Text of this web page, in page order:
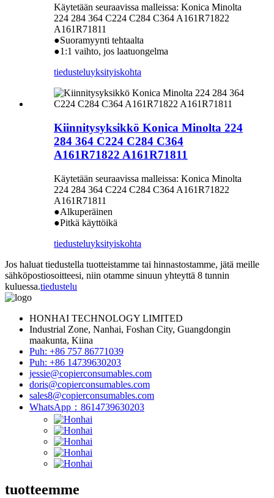
Käytetään seuraavissa malleissa: Konica Minolta
224 284 364 C224 C284 C364 A161R71822
A161R71811
●Suoramyynti tehtaalta
●1:1 vaihto, jos laatuongelma
tiedusteluyksityiskohta
Kiinnitysyksikkö Konica Minolta 224
284 364 C224 C284 C364
A161R71822 A161R71811
Käytetään seuraavissa malleissa: Konica Minolta
224 284 364 C224 C284 C364 A161R71822
A161R71811
●Alkuperäinen
●Pitkä käyttöikä
tiedusteluyksityiskohta
Jos haluat tiedustella tuotteistamme tai hinnastostamme, jätä meille
sähköpostiosoitteesi, niin otamme sinuun yhteyttä 8 tunnin
kuluessa.tiedustelu
HONHAI TECHNOLOGY LIMITED
Industrial Zone, Nanhai, Foshan City, Guangdongin
maakunta, Kiina
Puh: +86 757 86771039
Puh: +86 14739630203
jessie@copierconsumables.com
doris@copierconsumables.com
sales8@copierconsumables.com
WhatsApp：8614739630203
tuotteemme